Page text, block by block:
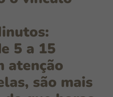
5 a 15
atenção
são mais